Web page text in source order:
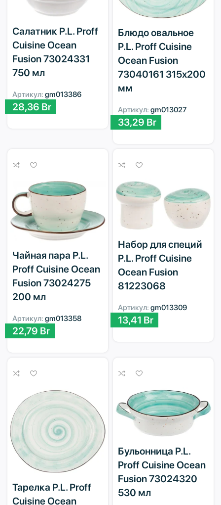
Салатник P.L. Proff
Cuisine Ocean
Fusion 73024331
750 мл
Артикул: gm013386
28,36 Br
Блюдо овальное
P.L. Proff Cuisine
Ocean Fusion
73040161 315х200
мм
Артикул: gm013027
33,29 Br
Чайная пара P.L.
Proff Cuisine Ocean
Fusion 73024275
200 мл
Артикул: gm013358
22,79 Br
Набор для специй
P.L. Proff Cuisine
Ocean Fusion
81223068
Артикул: gm013309
13,41 Br
Тарелка P.L. Proff
Cuisine Ocean
Бульонница P.L.
Proff Cuisine Ocean
Fusion 73024320
530 мл